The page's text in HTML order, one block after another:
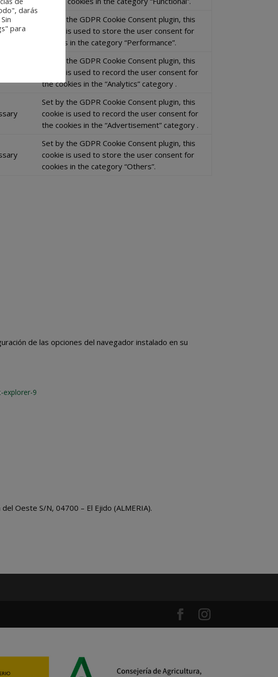
Set by the GDPR Cookie Consent plugin, this
cookie is used to store the user consent for
cookies in the category “Performance”.
Set by the GDPR Cookie Consent plugin, this
cookie is used to record the user consent for
the cookies in the “Analytics” category .
Set by the GDPR Cookie Consent plugin, this
cookie is used to record the user consent for
the cookies in the “Advertisement” category .
Set by the GDPR Cookie Consent plugin, this
cookie is used to store the user consent for
cookies in the category “Others”.
de las opciones del navegador instalado en su
explorer-9
Oeste S/N, 04700 – El Ejido (ALMERIA).
darás
para